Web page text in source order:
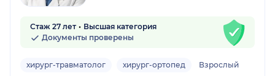
Стаж 27 лет
Высшая категория
Документы проверены
хирург-травматолог хирург-ортопед Взрослый